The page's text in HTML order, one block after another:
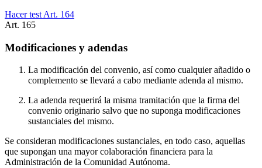
Hacer test Art. 164
Art. 165
Modificaciones y adendas
La modificación del convenio, así como cualquier añadido o
complemento se llevará a cabo mediante adenda al mismo.
La adenda requerirá la misma tramitación que la firma del
convenio originario salvo que no suponga modificaciones
sustanciales del mismo.
Se consideran modificaciones sustanciales, en todo caso, aquellas
que supongan una mayor colaboración financiera para la
Administración de la Comunidad Autónoma.